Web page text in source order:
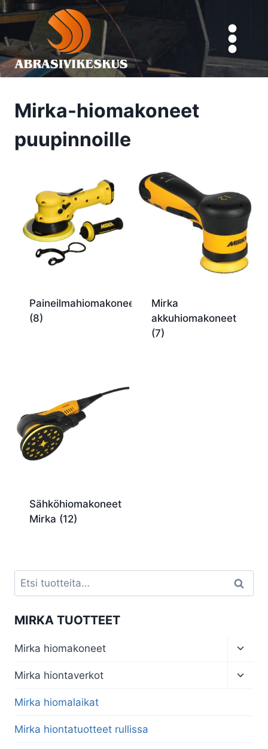
Siirry
sisältöön
Mirka-hiomakoneet
puupinnoille
Paineilmahiomakoneet
(8)
Mirka
akkuhiomakoneet
(7)
Sähköhiomakoneet
Mirka (12)
Etsi: Haku
MIRKA TUOTTEET
Mirka hiomakoneet
menu
Mirka hiontaverkot
Mirka hiomalaikat
Mirka hiontatuotteet rullissa